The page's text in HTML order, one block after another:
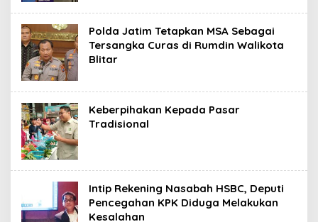
Polda Jatim Tetapkan MSA Sebagai
Tersangka Curas di Rumdin Walikota
Blitar
Keberpihakan Kepada Pasar
Tradisional
Intip Rekening Nasabah HSBC, Deputi
Pencegahan KPK Diduga Melakukan
Kesalahan